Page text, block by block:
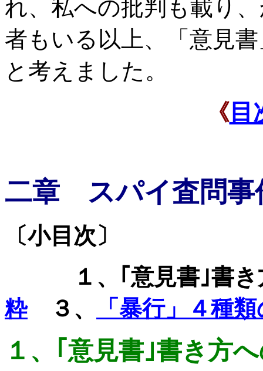
れ、私への批判も載り
者もいる以上、「意見
と考えました。
《 目
二章 スパイ査問事
〔小目次〕
１、｢意見書｣書き
粋３、 「暴行」４種
１、｢意見書｣書き方